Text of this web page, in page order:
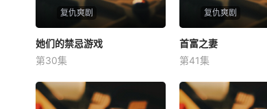
复仇爽剧
她们的禁忌游戏
未知
她们的禁忌游戏
第30集
复仇爽剧
首富之妻
未知
首富之妻
第41集